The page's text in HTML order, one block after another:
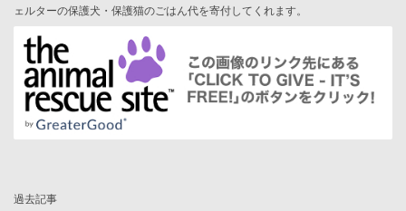
ェルターの保護犬・保護猫のごはん代を寄付してくれます。
過去記事